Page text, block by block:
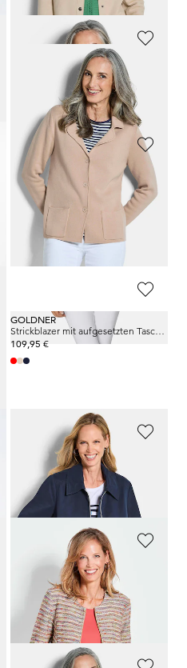
Jersey-Blazer mit Reverskragen
109,95 €
GOLDNER
Leichte Blusenjacke in Seersucker-Qualität
89,95 €139,95 €
30-Tage-Bestpreis**: 109,95 €
GOLDNER
Strickblazer mit aufgesetzten Taschen
109,95 €
GOLDNER
Leichte Jacke im Blouson-Stil
109,95 €
169,95 €
Bouclé-Jacke im Ringel-Look
99,95 €139,95 €
30-Tage-Bestpreis**: 109,95 €